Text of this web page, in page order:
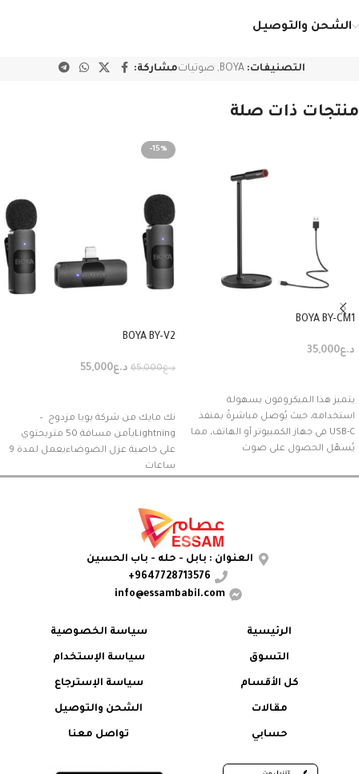
الشحن والتوصيل
التصنيفات: BOYA
, صوتياتمشاركة:
منتجات ذات صلة
BOYA BY-CM1
د.ع35,000
يتميز هذا الميكروفون بسهولة
استخدامه، حيث يُوصل مباشرةً بمنفذ
USB-C في جهاز الكمبيوتر أو الهاتف، مما
يُسهّل الحصول على صوت
-15%
BOYA BY-V2
د.ع65,000 د.ع55,000
نك مايك من شركة بويا مزدوج –
Lightningيأمن مسافة 50 متريحتوي
على خاصية عزل الضوضاءيعمل لمدة 9
ساعات
العنوان : بابل - حله - باب الحسين
9647728713576+
info@essambabil.com
الرئيسية
التسوق
كل الأقسام
مقالات
حسابي
سياسة الخصوصية
سياسة الإستخدام
سياسة الإسترجاع
الشحن والتوصيل
تواصل معنا